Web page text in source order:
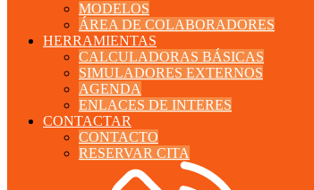
MODELOS
ÁREA DE COLABORADORES
HERRAMIENTAS
CALCULADORAS BÁSICAS
SIMULADORES EXTERNOS
AGENDA
ENLACES DE INTERES
CONTACTAR
CONTACTO
RESERVAR CITA